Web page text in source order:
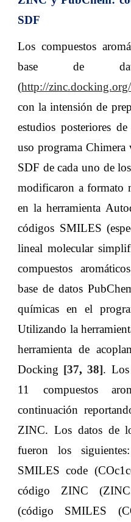
SDF
Los compuestos
base de
(http://zinc.docking.org/
con la intensión de
estudios posteriores
uso programa
SDF de cada uno de
modificaron a formato
en la herramienta
códigos SMILES
lineal molecular
compuestos
base de datos
químicas en el
Utilizando la
herramienta de
Docking [37,38]. Los
11 compuestos
continuación
ZINC. Los datos de
fueron los
SMILES code
código ZINC
(código SMILES